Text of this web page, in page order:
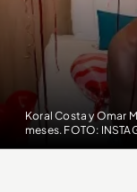
Koral Costa y Omar
meses. FOTO: